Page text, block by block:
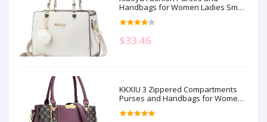
Handbags for Women Ladies Small
Crossbody bag Top Handle Satchel
Shoulder Bags Totes
$33.46
KKXIU 3 Zippered Compartments
Purses and Handbags for Women
Top Handle Satchel Shoulder
Ladies Bags